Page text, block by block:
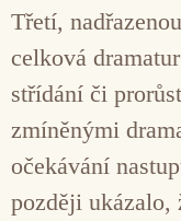
Třetí,
celková
střídání či
zmíněnými
očekávání
později ukázalo,